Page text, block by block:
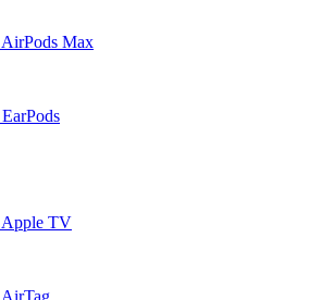
AirPods Max
EarPods
Apple TV